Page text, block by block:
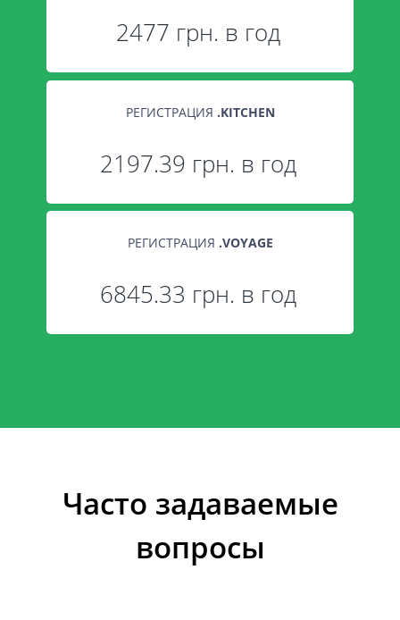
2477 грн. в год
РЕГИСТРАЦИЯ .KITCHEN
2197.39 грн. в год
РЕГИСТРАЦИЯ .VOYAGE
6845.33 грн. в год
Часто задаваемые
вопросы